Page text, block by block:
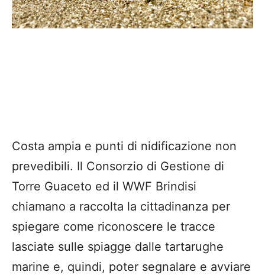
Costa ampia e punti di nidificazione non
prevedibili. Il Consorzio di Gestione di
Torre Guaceto ed il WWF Brindisi
chiamano a raccolta la cittadinanza per
spiegare come riconoscere le tracce
lasciate sulle spiagge dalle tartarughe
marine e, quindi, poter segnalare e avviare